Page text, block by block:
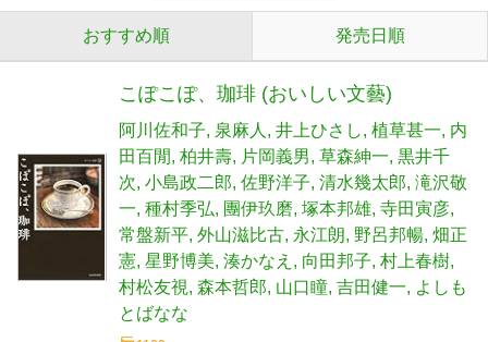
おすすめ順 発売日順
こぽこぽ、珈琲 (おいしい文藝)
阿川佐和子 泉麻人 井上ひさし 植草甚一 内
田百閒 柏井壽 片岡義男 草森紳一 黒井千
次 小島政二郎 佐野洋子 清水幾太郎 滝沢敬
一 種村季弘 團伊玖磨 塚本邦雄 寺田寅彦
常盤新平 外山滋比古 永江朗 野呂邦暢 畑正
憲 星野博美 湊かなえ 向田邦子 村上春樹
村松友視 森本哲郎 山口瞳 吉田健一
よしも
とばなな